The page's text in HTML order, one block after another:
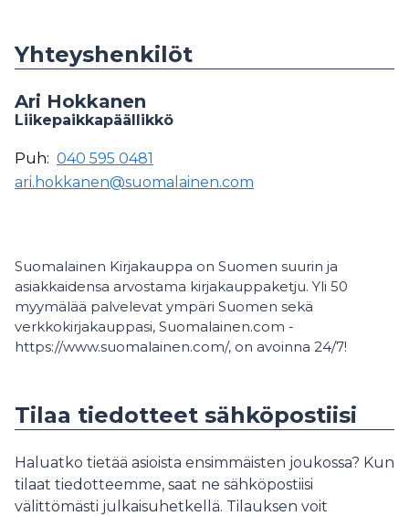
Yhteyshenkilöt
Ari Hokkanen
Liikepaikkapäällikkö
Puh: 040 595 0481
ari.hokkanen@suomalainen.com
Suomalainen Kirjakauppa on Suomen suurin ja
asiakkaidensa arvostama kirjakauppaketju. Yli 50
myymälää palvelevat ympäri Suomen sekä
verkkokirjakauppasi, Suomalainen.com -
https://www.suomalainen.com/, on avoinna 24/7!
Tilaa tiedotteet sähköpostiisi
Haluatko tietää asioista ensimmäisten joukossa? Kun
tilaat tiedotteemme, saat ne sähköpostiisi
välittömästi julkaisuhetkellä. Tilauksen voit